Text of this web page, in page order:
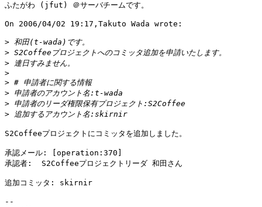
ふたがわ (jfut) ＠サーバチームです。
On 2006/04/02 19:17,Takuto Wada wrote:
>
>
>
>
>
>
>
>
S2Coffeeプロジェクトにコミッタを追加しました。
承認メール: [operation:370]
承認者:  S2Coffeeプロジェクトリーダ 和田さん
追加コミッタ: skirnir
--